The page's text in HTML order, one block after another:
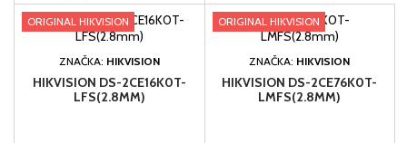
ORIGINAL HIKVISION
ZNAČKA: HIKVISION
HIKVISION DS-2CE16K0T-
LFS(2.8MM)
ORIGINAL HIKVISION
ZNAČKA: HIKVISION
HIKVISION DS-2CE76K0T-
LMFS(2.8MM)